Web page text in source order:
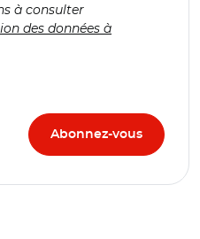
à consulter
des données à